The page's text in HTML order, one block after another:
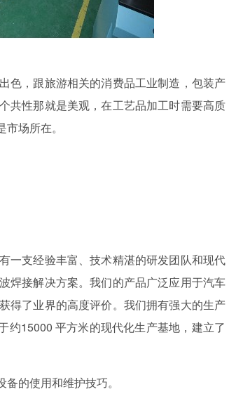
色，跟旅游相关的消费品工业制造，包装产
共性那就是美观，在工艺品加工时需要高质
场所在。
一支经验丰富、技术精湛的研发团队和现代
焊接解决方案。我们的产品广泛应用于汽车
得了业界的高度评价。我们拥有强大的生产
约15000 平方米的现代化生产基地，建立了
的使用和维护技巧。